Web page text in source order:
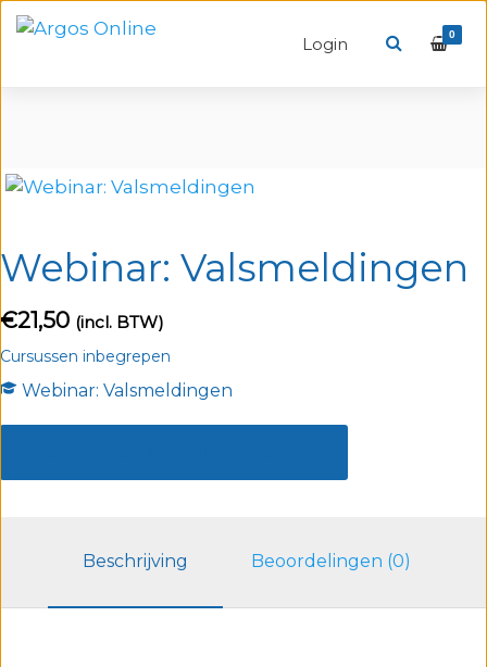
Login 0
Webinar: Valsmeldingen
€21,50 (incl. BTW)
Cursussen inbegrepen
Webinar: Valsmeldingen
Beschrijving Beoordelingen (0)